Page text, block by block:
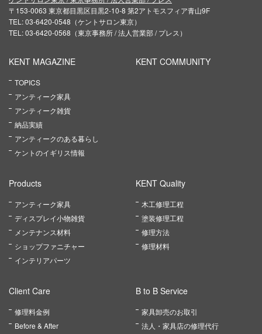
〒153-0063 東京都目黒区目黒2-10-8 第2アトモスフィア青山9F
TEL: 03-6420-0548（ケントサロン東京）
TEL: 03-6420-0568（東京事務所 / 法人営業部 / プレス）
KENT MAGAZINE
TOPICS
アンティーク家具
アンティーク雑貨
納品実績
アンティークのある暮らし
ケントのイギリス情報
KENT COMMUNITY
Products
アンティーク家具
ディスプレイ小物雑貨
メンテナンス材料
ショップファニチャー
インテリアパーツ
KENT Quality
木工修理工程
塗装修理工程
修理方法
修理材料
Client Care
修理料金例
Before & After
B to B Service
家具卸売のお取引
法人・家具店の修理代行